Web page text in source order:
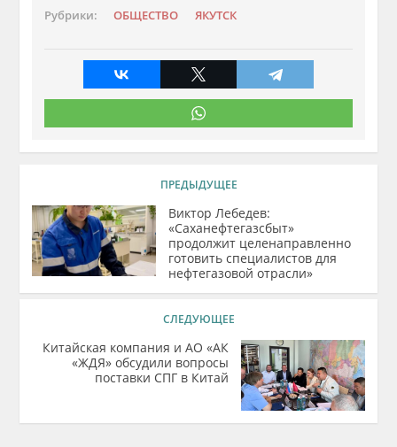
Рубрики: ОБЩЕСТВО ЯКУТСК
ПРЕДЫДУЩЕЕ
Виктор Лебедев:
«Саханефтегазсбыт»
продолжит целенаправленно
готовить специалистов для
нефтегазовой отрасли»
СЛЕДУЮЩЕЕ
Китайская компания и АО «АК
«ЖДЯ» обсудили вопросы
поставки СПГ в Китай